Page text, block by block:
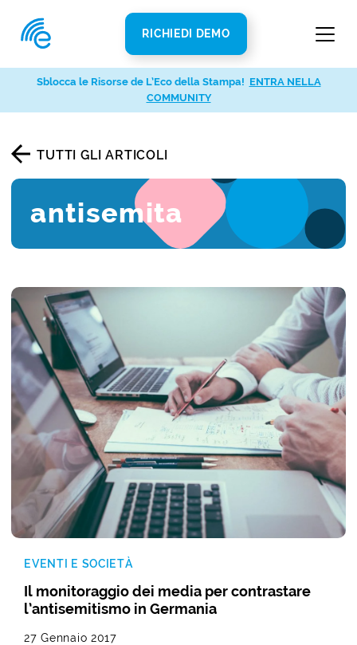
RICHIEDI DEMO
TUTTI GLI ARTICOLI
antisemita
EVENTI E SOCIETÀ
Il monitoraggio dei media per contrastare
l’antisemitismo in Germania
27 Gennaio 2017
Sblocca le Risorse de L’Eco della Stampa! ENTRA NELLA
COMMUNITY